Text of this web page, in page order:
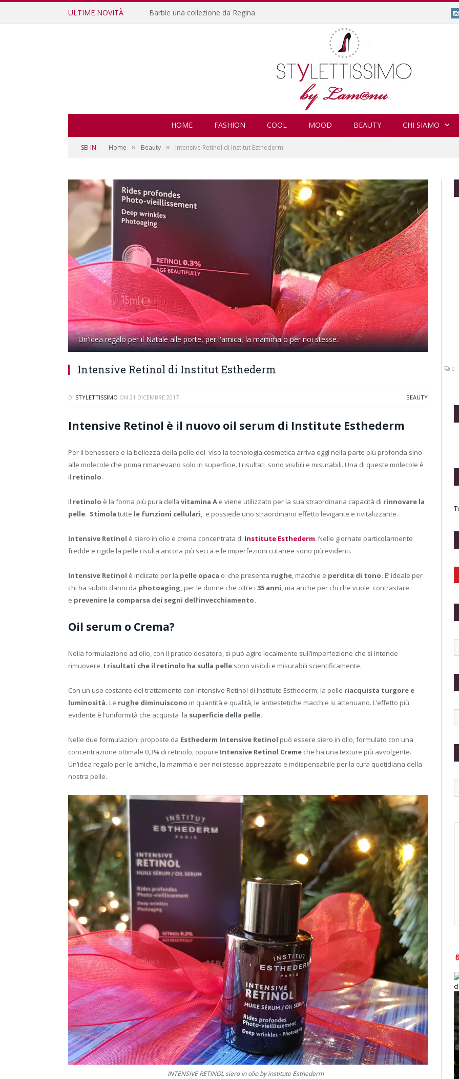
ULTIME NOVITÀ Encanto, il nuovo film Disney.
HOME FASHION COOL MOOD BEAUTY CHI SIAMO
SEI IN: Home » Beauty » Intensive Retinol di Institut Esthederm
Un'idea regalo per il Natale alle porte, per l'amica, la mamma o per noi stesse.
Intensive Retinol di Institut Esthederm 0
DI STYLETTISSIMO ON 21 DICEMBRE 2017 BEAUTY
Intensive Retinol è il nuovo oil serum di Institute Esthederm
Per il benessere e la bellezza della pelle del viso la tecnologia cosmetica arriva oggi nella parte più profonda sino
alle molecole che prima rimanevano solo in superficie. I risultati sono visibili e misurabili. Una di queste molecole è
il retinolo.
Il retinolo è la forma più pura della vitamina A e viene utilizzato per la sua straordinaria capacità di rinnovare la
pelle. Stimola tutte le funzioni cellulari, e possiede uno straordinario effetto levigante e rivitalizzante.
Intensive Retinol è siero in olio e crema concentrata di Institute Esthederm. Nelle giornate particolarmente
fredde e rigide la pelle risulta ancora più secca e le imperfezioni cutanee sono più evidenti.
Intensive Retinol è indicato per la pelle opaca o che presenta rughe, macchie e perdita di tono. E’ ideale per
chi ha subito danni da photoaging, per le donne che oltre i 35 anni, ma anche per chi che vuole contrastare
e prevenire la comparsa dei segni dell’invecchiamento.
Oil serum o Crema?
Nella formulazione ad olio, con il pratico dosatore, si può agire localmente sull’imperfezione che si intende
rimuovere. I risultati che il retinolo ha sulla pelle sono visibili e misurabili scientificamente.
Con un uso costante del trattamento con Intensive Retinol di Institute Esthederm, la pelle riacquista turgore e
luminosità. Le rughe diminuiscono in quantità e qualità, le antiestetiche macchie si attenuano. L’effetto più
evidente è l’uniformità che acquista la superficie della pelle.
Nelle due formulazioni proposte da Esthederm Intensive Retinol può essere siero in olio, formulato con una
concentrazione ottimale 0,3% di retinolo, oppure Intensive Retinol Creme che ha una texture più avvolgente.
Un’idea regalo per le amiche, la mamma o per noi stesse apprezzato e indispensabile per la cura quotidiana della
nostra pelle.
INTENSIVE RETINOL siero in olio by institute Esthederm